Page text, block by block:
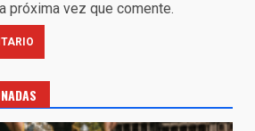
próxima vez que comente.